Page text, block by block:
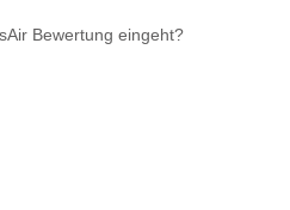
Bewertung eingeht?